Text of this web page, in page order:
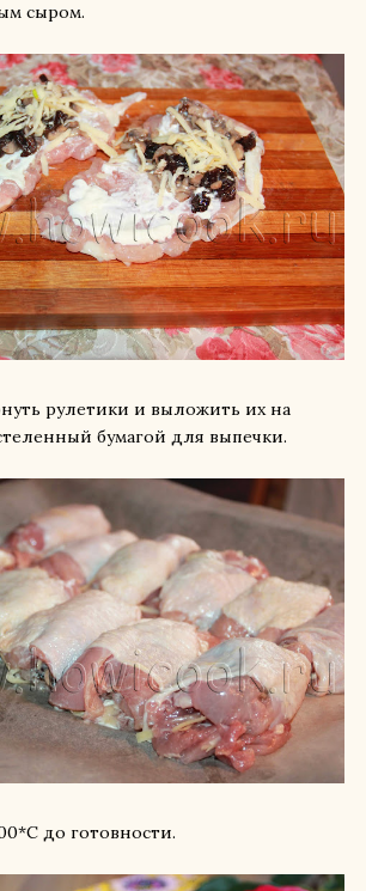
сыром.
рулетики и выложить их на
бумагой для выпечки.
до готовности.